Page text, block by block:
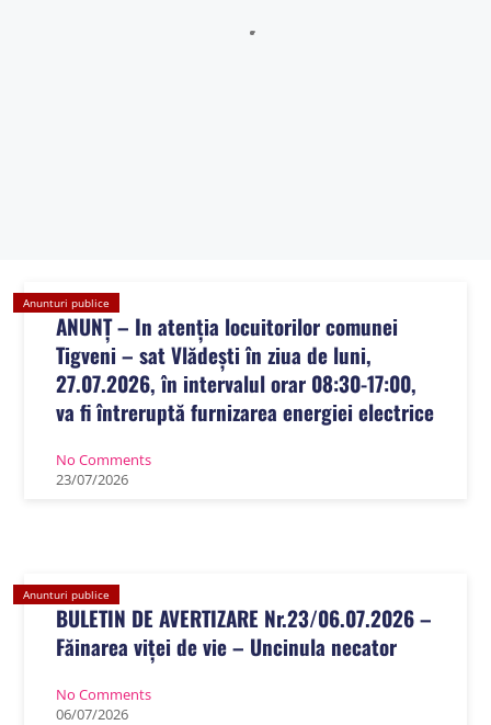
din Judetul Vâlcea , proprietarii sau detinățorii acestora, precum
Anunturi publice
ANUNȚ – In atenția locuitorilor comunei
Tigveni – sat Vlădești în ziua de luni,
27.07.2026, în intervalul orar 08:30-17:00,
va fi întreruptă furnizarea energiei electrice
No Comments
23/07/2026
Anunturi publice
BULETIN DE AVERTIZARE Nr.23/06.07.2026 –
Făinarea viței de vie – Uncinula necator
No Comments
06/07/2026